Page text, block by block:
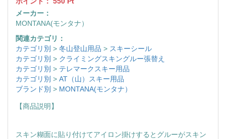
メーカー：
MONTANA(モンタナ）
関連カテゴリ：
カテゴリ別 > 冬山登山用品 > スキーシール
カテゴリ別 > クライミングスキングルー張替え
カテゴリ別 > テレマークスキー用品
カテゴリ別 > AT（山）スキー用品
ブランド別 > MONTANA(モンタナ）
【商品説明】
スキン糊面に貼り付けてアイロン掛けするとグルーがスキン